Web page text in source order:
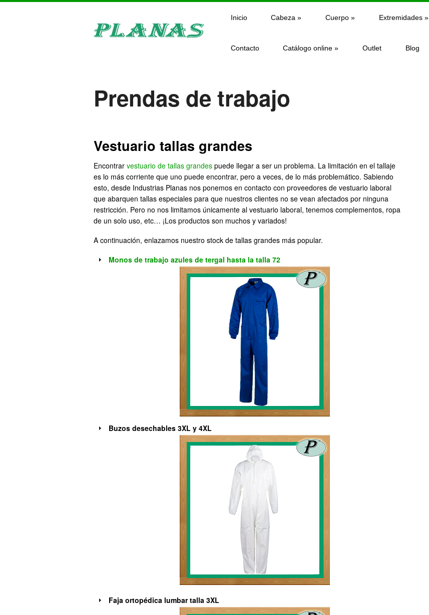
Inicio Cabeza » Cuerpo» Extremidades»
Contacto Catálogo online » Outlet Blog
Prendas de trabajo
Vestuario tallas grandes
Encontrar vestuario de tallas grandes puede llegar a ser un problema. La limitación en el tallaje
es lo más corriente que uno puede encontrar, pero a veces, de lo más problemático. Sabiendo
esto, desde Industrias Planas nos ponemos en contacto con proveedores de vestuario laboral
que abarquen tallas especiales para que nuestros clientes no se vean afectados por ninguna
restricción. Pero no nos limitamos únicamente al vestuario laboral, tenemos complementos, ropa
de un solo uso, etc… ¡Los productos son muchos y variados!
A continuación, enlazamos nuestro stock de tallas grandes más popular.
Monos de trabajo azules de tergal hasta la talla 72
Buzos desechables 3XL y 4XL
Faja ortopédica lumbar talla 3XL